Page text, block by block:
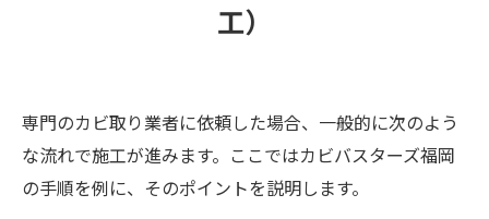
工）
専門のカビ取り業者に依頼した場合、一般的に次のよう
な流れで施工が進みます。ここではカビバスターズ福岡
の手順を例に、そのポイントを説明します。